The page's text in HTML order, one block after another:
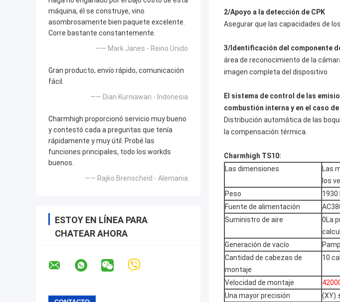
máquina, él se construye, vino
asombrosamente bien paquete excelente.
Corre bastante constantemente.
—— Mark Janes - Reino Unido
Gran producto, envío rápido, comunicación
fácil.
—— Dian Kurniawan - Indonesia
Charmhigh proporcionó servicio muy bueno
y contestó cada a preguntas que tenía
rápidamente y muy útil. Probé las
funciones principales, todo los workds
buenos.
—— Rajko Brenscheid - Alemania
ESTOY EN LÍNEA PARA
CHATEAR AHORA
2/Apoyo a la detección de CPK
Asegurar que las capacidades de
3/Identificación del componente
área de reconocimiento de la
imagen completa del dispositivo
El sistema de control de las
combustión interna y en el caso
Distribución automática de las
la compensación térmica.
Charmhigh TS10:
Las dimensiones
Las
los
Peso
1930
Fuente de alimentación
Suministro de aire
0La
Generación de vacío
Cantidad de cabezas de
montaje
10
Velocidad de montaje
Una mayor precisión
(XY)